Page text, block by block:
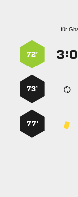
für
:
72’
73’
77’